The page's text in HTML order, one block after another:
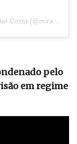
Uma publicação compartilhada por Abimael Costa (@mirandadonorte_noticias)
pelo
em regime